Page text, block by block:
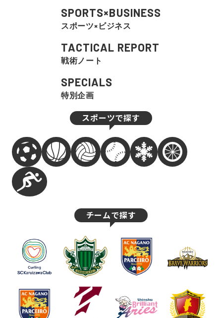
SPORTS×BUSINESS
スポーツ×ビジネス
TACTICAL REPORT
戦術ノート
SPECIALS
特別企画
スポーツで探す
チームで探す